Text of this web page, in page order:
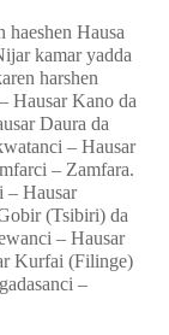
haeshen Hausa
kamar yadda
harshen
Hausar Kano da
Daura da
– Hausar
– Zamfara.
– Hausar
(Tsibiri) da
– Hausar
Kurfai (Filinge)
–